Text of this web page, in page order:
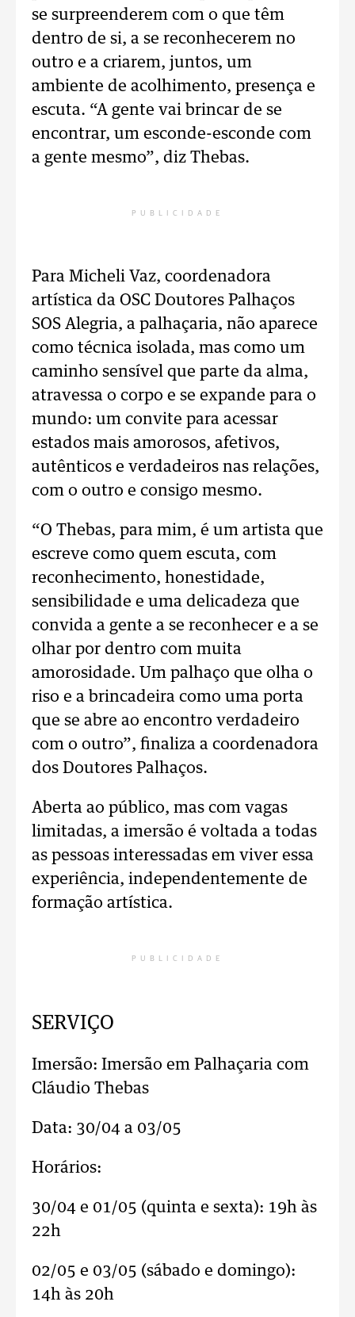
se surpreenderem com o que têm
dentro de si, a se reconhecerem no
outro e a criarem, juntos, um
ambiente de acolhimento, presença e
escuta. “A gente vai brincar de se
encontrar, um esconde-esconde com
a gente mesmo”, diz Thebas.
PUBLICIDADE
Para Micheli Vaz, coordenadora
artística da OSC Doutores Palhaços
SOS Alegria, a palhaçaria, não aparece
como técnica isolada, mas como um
caminho sensível que parte da alma,
atravessa o corpo e se expande para o
mundo: um convite para acessar
estados mais amorosos, afetivos,
autênticos e verdadeiros nas relações,
com o outro e consigo mesmo.
“O Thebas, para mim, é um artista que
escreve como quem escuta, com
reconhecimento, honestidade,
sensibilidade e uma delicadeza que
convida a gente a se reconhecer e a se
olhar por dentro com muita
amorosidade. Um palhaço que olha o
riso e a brincadeira como uma porta
que se abre ao encontro verdadeiro
com o outro”, finaliza a coordenadora
dos Doutores Palhaços.
Aberta ao público, mas com vagas
limitadas, a imersão é voltada a todas
as pessoas interessadas em viver essa
experiência, independentemente de
formação artística.
PUBLICIDADE
SERVIÇO
Imersão: Imersão em Palhaçaria com
Cláudio Thebas
Data: 30/04 a 03/05
Horários:
30/04 e 01/05 (quinta e sexta): 19h às
22h
02/05 e 03/05 (sábado e domingo):
14h às 20h